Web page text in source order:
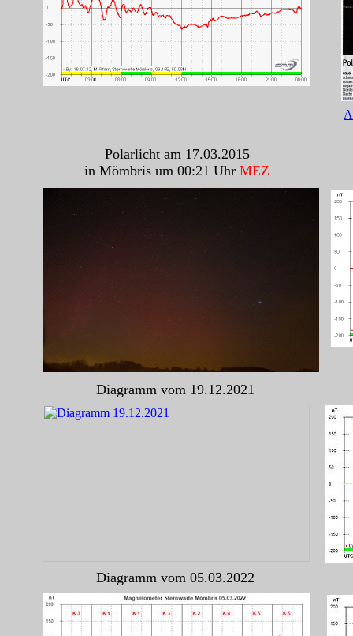
Polarlicht am 17.03.2015
in Mömbris um 00:21 Uhr MEZ
Diagramm vom 19.12.2021
Diagramm vom 05.03.2022